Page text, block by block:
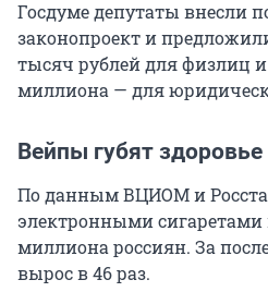
Госдуме депутаты внесли
законопроект и
тысяч рублей для физлиц и
миллиона — для
Вейпы губят здоровье
По данным ВЦИОМ и
электронными сигаретами
миллиона россиян. За
вырос в 46 раз.